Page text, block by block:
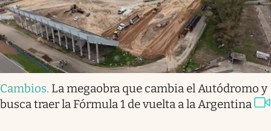
Cambios. La megaobra que cambia el Autódromo y
busca traer la Fórmula 1 de vuelta a la Argentina